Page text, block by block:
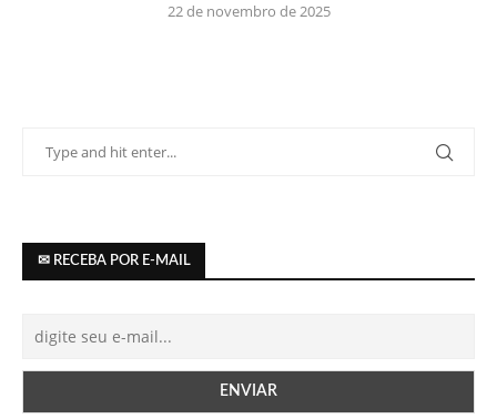
22 de novembro de 2025
✉ RECEBA POR E-MAIL